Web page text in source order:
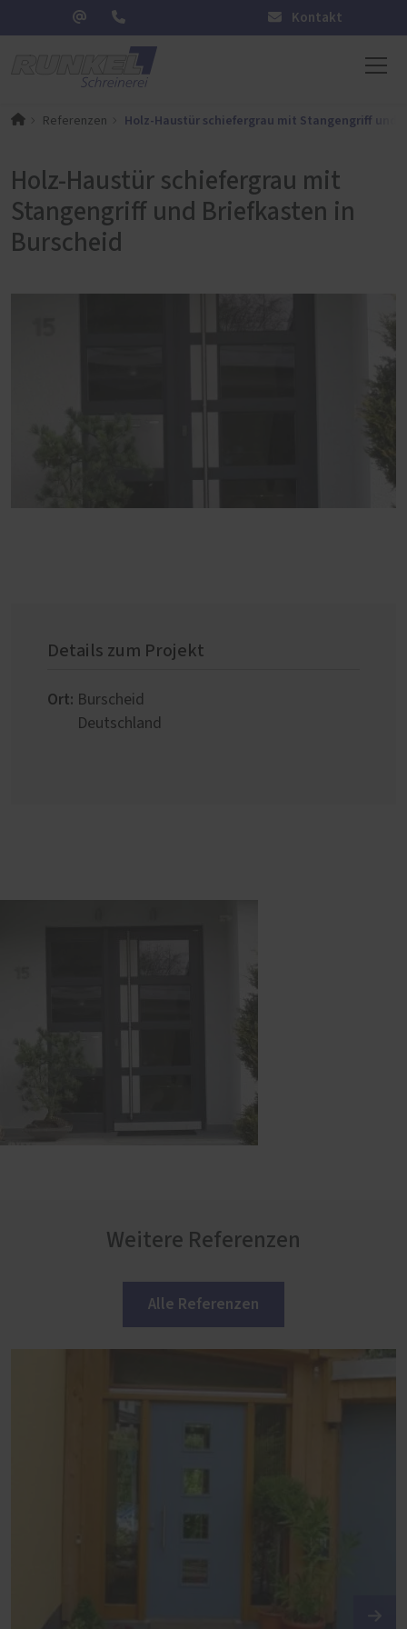
Kontakt
Referenzen Holz-Haustür schiefergrau mit Stangengriff und
Holz-Haustür schiefergrau mit
Stangengriff und Briefkasten in
Burscheid
Details zum Projekt
Ort: Burscheid
Deutschland
Weitere Referenzen
Alle Referenzen